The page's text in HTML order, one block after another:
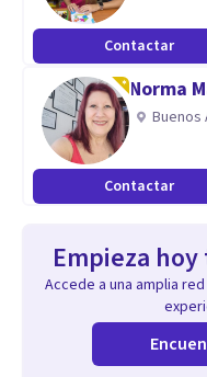
Contactar
Norma
Buenos
Contactar
Empieza
Accede a una amplia